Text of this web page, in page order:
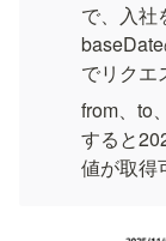
で、入社
でリクエ
from、to
すると
値が取得